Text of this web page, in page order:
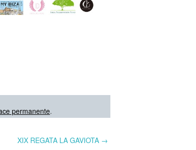
permanente.
XIX REGATA LA GAVIOTA →